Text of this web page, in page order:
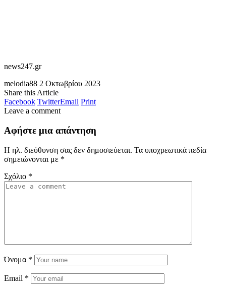
news247.gr
melodia88 2 Οκτωβρίου 2023
Share this Article
Facebook TwitterEmail Print
Leave a comment
Αφήστε μια απάντηση
Η ηλ. διεύθυνση σας δεν δημοσιεύεται. Τα υποχρεωτικά πεδία
σημειώνονται με *
Σχόλιο *
Όνομα *
Email *